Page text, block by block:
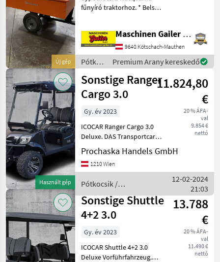
Új gép
gyepgépekhez
fűnyíró traktorhoz. * Belső
magasság: 30 cm * Súly: kb.
40 kg * Mechanikus billenő
* Teherbír
Maschinen Gailer GmbH
9640 Kötschach-Mauthen
Pótkocsik
/
Sonstige
Premium Arany kereskedő
Használt gép
Sonstige Ranger
Cargo 3.0
11.824,80
€
20 % ÁFA-
val
9.854 €
nettó
Gy. év 2023
ICOCAR Ranger Cargo 3.0
Deluxe. DAS Transportcar
für Hotelliere, Camping
oder Freizeit. Perfekte
Technik und überragende
Transportcar zum t
Prochaska Handels GmbH
1210 Wien
Pótkocsik /
Sonstige
12-02-2024
21:03
Sonstige Shuttle
4+2 3.0
13.788
€
20 % ÁFA-
val
11.490 €
nettó
Gy. év 2023
ICOCAR Shuttle 4+2 3.0
Deluxe Vorführfahrzeug.